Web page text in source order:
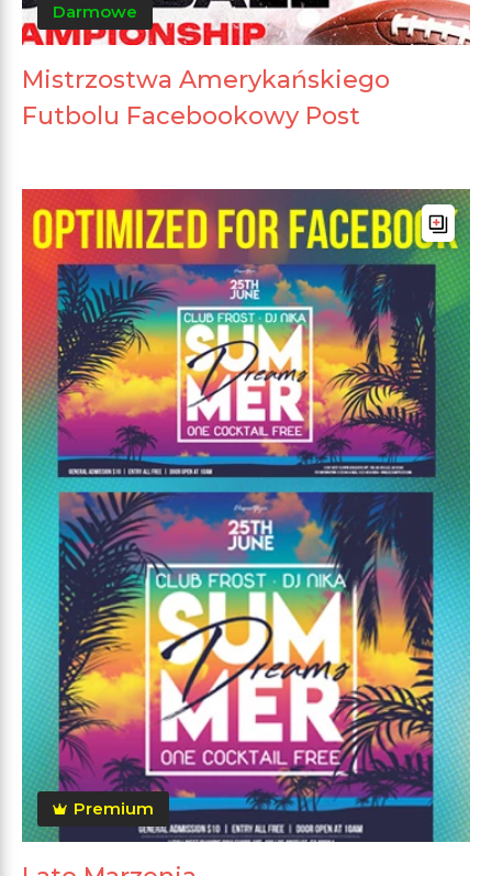
Darmowe
Mistrzostwa Amerykańskiego
Futbolu Facebookowy Post
Premium